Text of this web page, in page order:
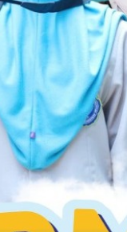
1 Ajibarang
buah, hingga
dan papan tulis